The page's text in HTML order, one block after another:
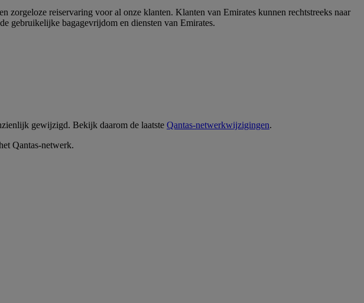
zorgeloze reiservaring voor al onze klanten. Klanten van Emirates kunnen rechtstreeks naar
gebruikelijke bagagevrijdom en diensten van Emirates.
gewijzigd. Bekijk daarom de laatste Qantas-netwerkwijzigingen.
Qantas-netwerk.